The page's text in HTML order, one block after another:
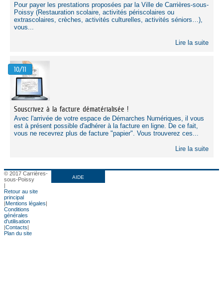
Pour payer les prestations proposées par la Ville de Carrières-sous-
Poissy (Restauration scolaire, activités périscolaires ou
extrascolaires, crèches, activités culturelles, activités séniors…),
vous...
Lire la suite
10/11
Souscrivez à la facture dématérialisée !
Avec l'arrivée de votre espace de Démarches Numériques, il vous
est à présent possible d'adhérer à la facture en ligne. De ce fait,
vous ne recevrez plus de facture "papier". Vous trouverez ces...
Lire la suite
© 2017 Carrières-
sous-Poissy
Retour au site
principal
Mentions légales
Conditions
générales
d'utilisation
Contacts
Plan du site
AIDE